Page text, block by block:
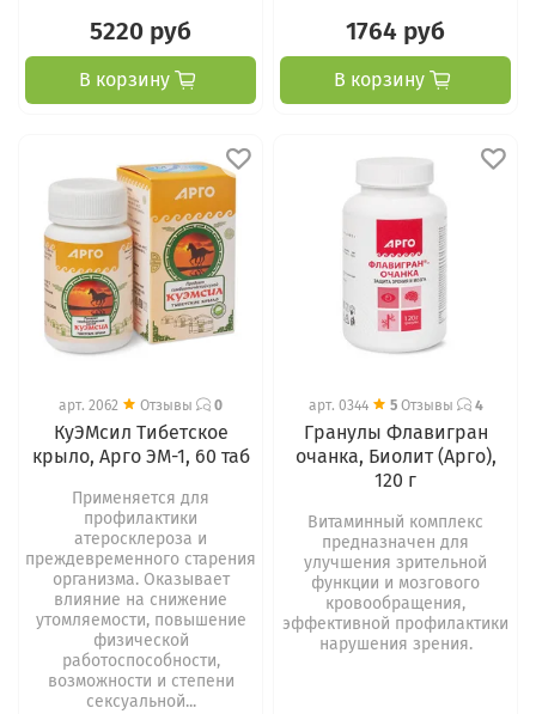
5220 руб
В корзину
1764 руб
В корзину
арт. 2062 Отзывы 0
КуЭМсил Тибетское
крыло, Арго ЭМ-1, 60 таб
Применяется для
профилактики
атеросклероза и
преждевременного старения
организма. Оказывает
влияние на снижение
утомляемости, повышение
физической
работоспособности,
возможности и степени
сексуальной...
арт. 0344 5Отзывы 4
Гранулы Флавигран
очанка, Биолит (Арго),
120 г
Витаминный комплекс
предназначен для
улучшения зрительной
функции и мозгового
кровообращения,
эффективной профилактики
нарушения зрения.